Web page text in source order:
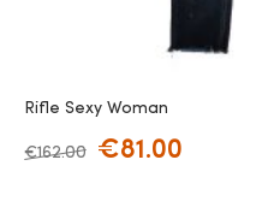
Rifle Sexy Woman
€162.00 €81.00